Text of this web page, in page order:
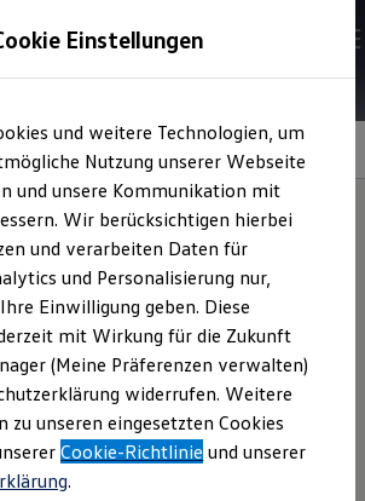
Fahrzeuge
Marktplatz
Sondermodelle
und Gebrauchtwagen
Zertifizierte Gebrauchtwagen
bei Gebrauchtwagen
Keyless Access
Einstieg.
Einstellungen
und weitere Technologien, um
Nutzung unserer Webseite
und unsere Kommunikation mit
Wir berücksichtigen hierbei
und verarbeiten Daten für
und Personalisierung nur,
Einwilligung geben. Diese
mit Wirkung für die Zukunft
(Meine Präferenzen verwalten)
widerrufen. Weitere
unseren eingesetzten Cookies
Cookie-Richtlinie und unserer
.